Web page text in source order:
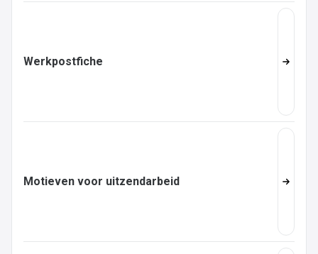
Werkpostfiche
Motieven voor uitzendarbeid